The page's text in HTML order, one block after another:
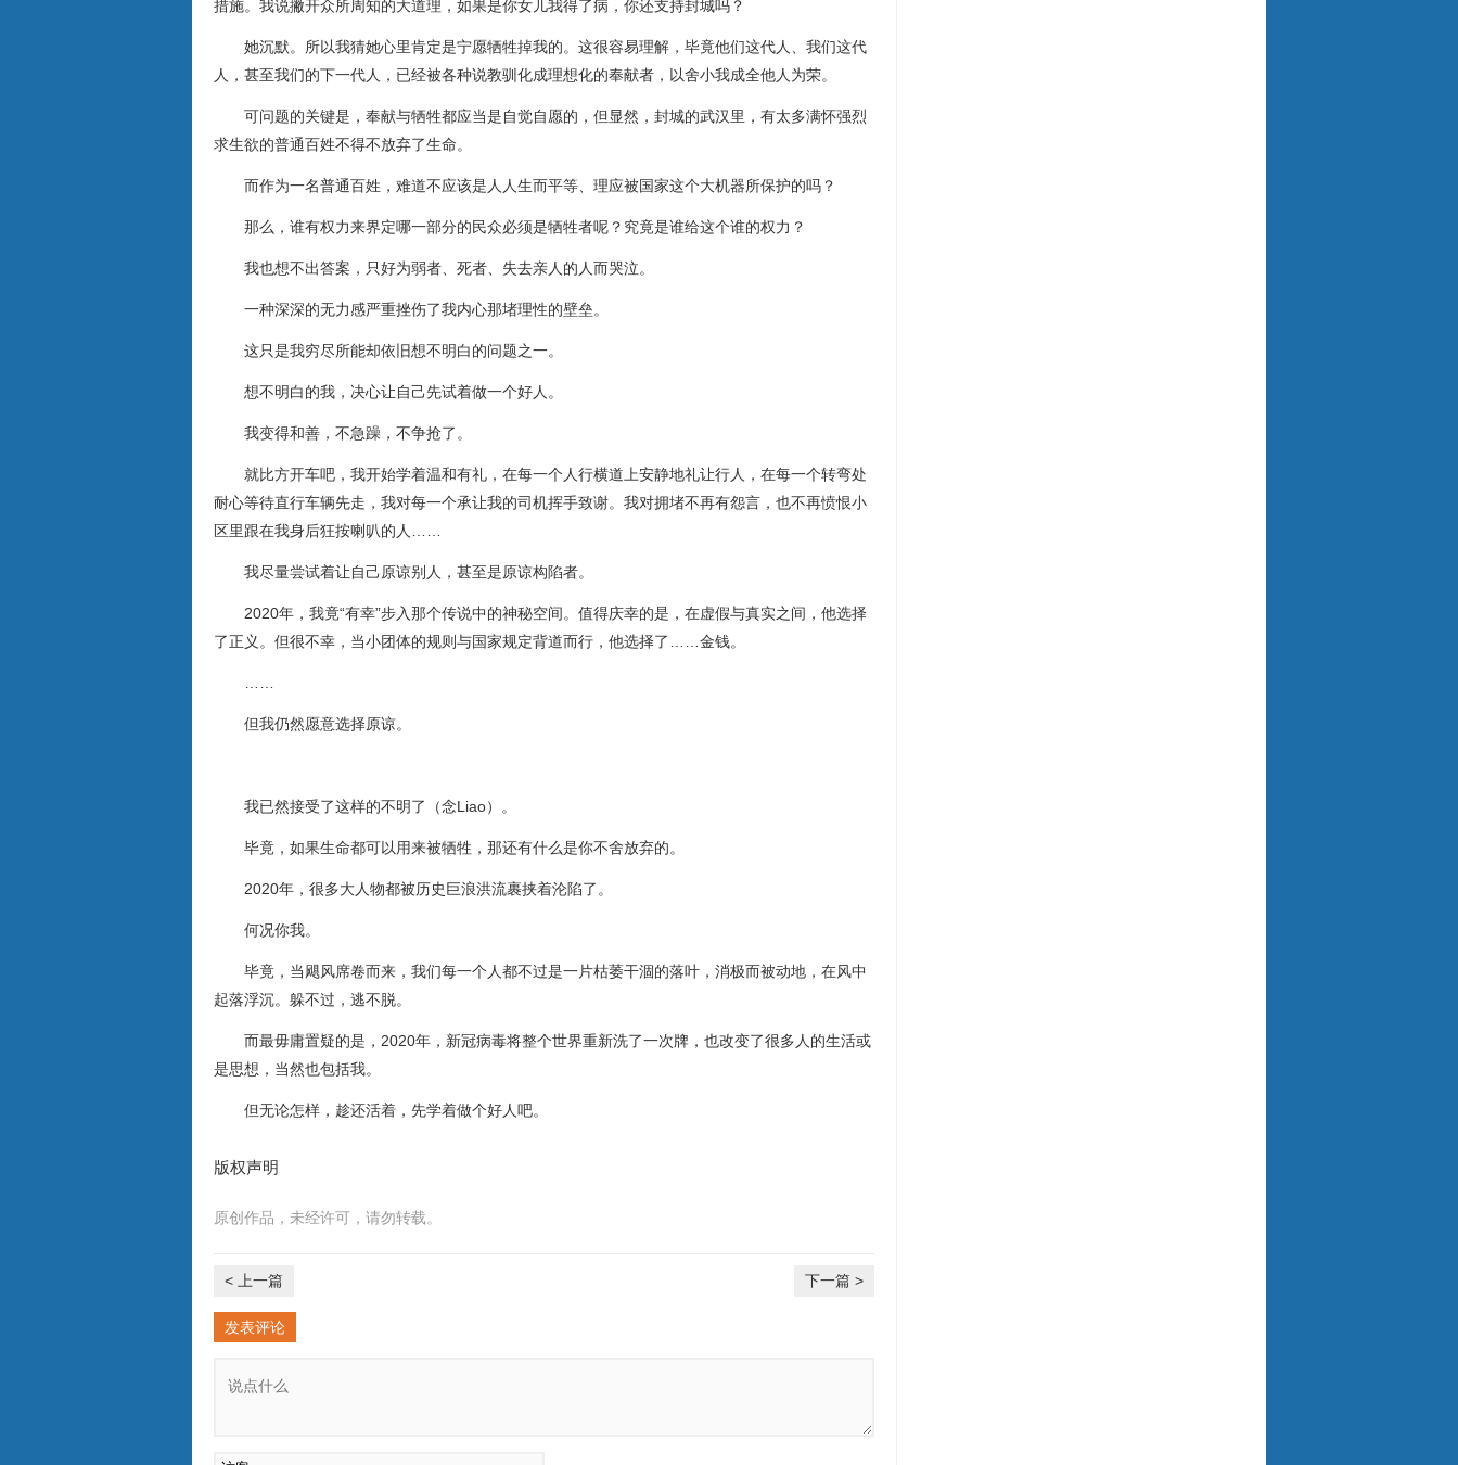
措施。我说撇开众所周知的大道理，如果是你女儿我得了病，你还支持封城吗？
她沉默。所以我猜她心里肯定是宁愿牺牲掉我的。这很容易理解，毕竟他们这代人、我们这代
人，甚至我们的下一代人，已经被各种说教驯化成理想化的奉献者，以舍小我成全他人为荣。
可问题的关键是，奉献与牺牲都应当是自觉自愿的，但显然，封城的武汉里，有太多满怀强烈
求生欲的普通百姓不得不放弃了生命。
而作为一名普通百姓，难道不应该是人人生而平等、理应被国家这个大机器所保护的吗？
那么，谁有权力来界定哪一部分的民众必须是牺牲者呢？究竟是谁给这个谁的权力？
我也想不出答案，只好为弱者、死者、失去亲人的人而哭泣。
一种深深的无力感严重挫伤了我内心那堵理性的壁垒。
这只是我穷尽所能却依旧想不明白的问题之一。
想不明白的我，决心让自己先试着做一个好人。
我变得和善，不急躁，不争抢了。
就比方开车吧，我开始学着温和有礼，在每一个人行横道上安静地礼让行人，在每一个转弯处
耐心等待直行车辆先走，我对每一个承让我的司机挥手致谢。我对拥堵不再有怨言，也不再愤恨小
区里跟在我身后狂按喇叭的人……
我尽量尝试着让自己原谅别人，甚至是原谅构陷者。
2020年，我竟“有幸”步入那个传说中的神秘空间。值得庆幸的是，在虚假与真实之间，他选择
了正义。但很不幸，当小团体的规则与国家规定背道而行，他选择了……金钱。
……
但我仍然愿意选择原谅。
我已然接受了这样的不明了（念Liao）。
毕竟，如果生命都可以用来被牺牲，那还有什么是你不舍放弃的。
2020年，很多大人物都被历史巨浪洪流裹挟着沦陷了。
何况你我。
毕竟，当飓风席卷而来，我们每一个人都不过是一片枯萎干涸的落叶，消极而被动地，在风中
起落浮沉。躲不过，逃不脱。
而最毋庸置疑的是，2020年，新冠病毒将整个世界重新洗了一次牌，也改变了很多人的生活或
是思想，当然也包括我。
但无论怎样，趁还活着，先学着做个好人吧。
版权声明
原创作品，未经许可，请勿转载。
< 上一篇 下一篇 >
发表评论